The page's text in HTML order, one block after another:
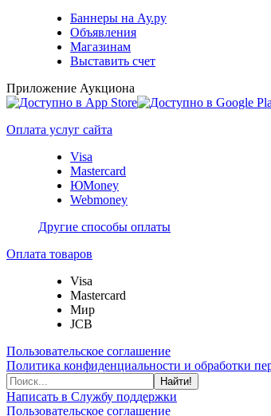
Баннеры на Ау.ру
Объявления
Магазинам
Выставить счет
Приложение Аукциона
Оплата услуг сайта
Visa
Mastercard
ЮMoney
Webmoney
Другие способы оплаты
Оплата товаров
Visa
Mastercard
Мир
JCB
Пользовательское соглашение
Политика конфиденциальности и обработки
Найти!
Написать в Службу поддержки
Пользовательское соглашение